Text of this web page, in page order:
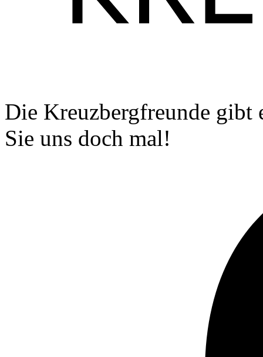
Die Kreuzbergfreunde gibt
Sie uns doch mal!